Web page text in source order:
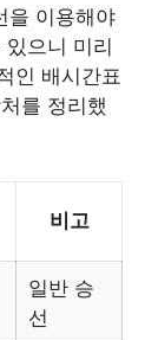
을 이용해야
으니 미리
인 배시간표
를 정리했
비고
일반 승
선